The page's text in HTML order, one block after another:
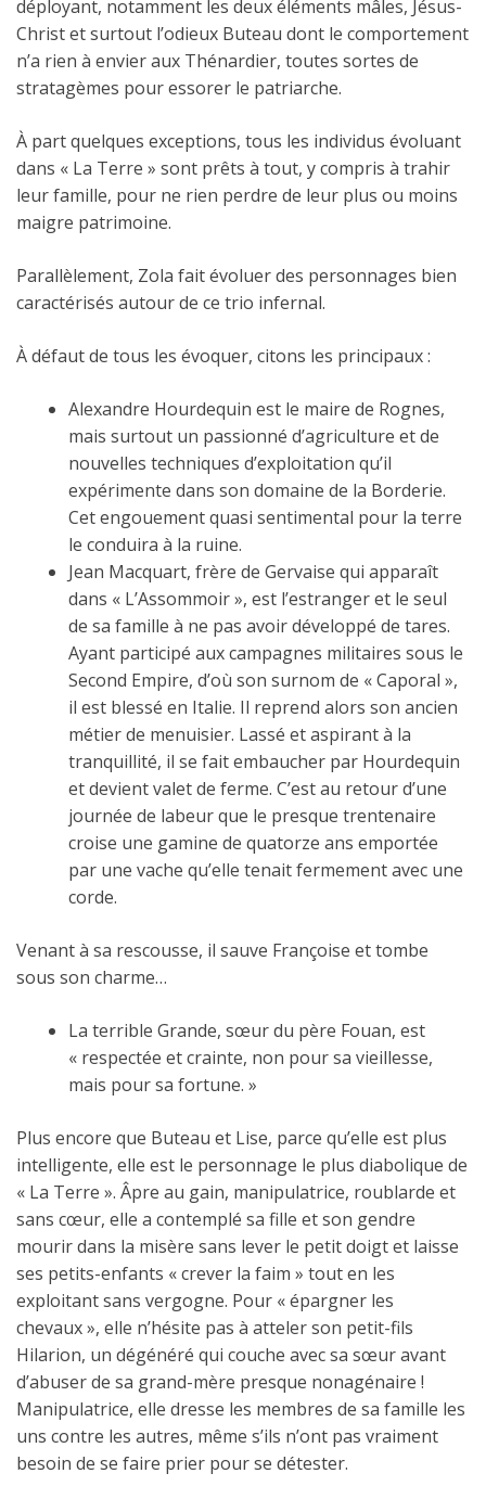
déployant, notamment les deux éléments mâles, Jésus-
Christ et surtout l’odieux Buteau dont le comportement
n’a rien à envier aux Thénardier, toutes sortes de
stratagèmes pour essorer le patriarche.
À part quelques exceptions, tous les individus évoluant
dans « La Terre » sont prêts à tout, y compris à trahir
leur famille, pour ne rien perdre de leur plus ou moins
maigre patrimoine.
Parallèlement, Zola fait évoluer des personnages bien
caractérisés autour de ce trio infernal.
À défaut de tous les évoquer, citons les principaux :
Alexandre Hourdequin est le maire de Rognes,
mais surtout un passionné d’agriculture et de
nouvelles techniques d’exploitation qu’il
expérimente dans son domaine de la Borderie.
Cet engouement quasi sentimental pour la terre
le conduira à la ruine.
Jean Macquart, frère de Gervaise qui apparaît
dans « L’Assommoir », est l’estranger et le seul
de sa famille à ne pas avoir développé de tares.
Ayant participé aux campagnes militaires sous le
Second Empire, d’où son surnom de « Caporal »,
il est blessé en Italie. Il reprend alors son ancien
métier de menuisier. Lassé et aspirant à la
tranquillité, il se fait embaucher par Hourdequin
et devient valet de ferme. C’est au retour d’une
journée de labeur que le presque trentenaire
croise une gamine de quatorze ans emportée
par une vache qu’elle tenait fermement avec une
corde.
Venant à sa rescousse, il sauve Françoise et tombe
sous son charme…
La terrible Grande, sœur du père Fouan, est
« respectée et crainte, non pour sa vieillesse,
mais pour sa fortune. »
Plus encore que Buteau et Lise, parce qu’elle est plus
intelligente, elle est le personnage le plus diabolique de
« La Terre ». Âpre au gain, manipulatrice, roublarde et
sans cœur, elle a contemplé sa fille et son gendre
mourir dans la misère sans lever le petit doigt et laisse
ses petits-enfants « crever la faim » tout en les
exploitant sans vergogne. Pour « épargner les
chevaux », elle n’hésite pas à atteler son petit-fils
Hilarion, un dégénéré qui couche avec sa sœur avant
d’abuser de sa grand-mère presque nonagénaire !
Manipulatrice, elle dresse les membres de sa famille les
uns contre les autres, même s’ils n’ont pas vraiment
besoin de se faire prier pour se détester.